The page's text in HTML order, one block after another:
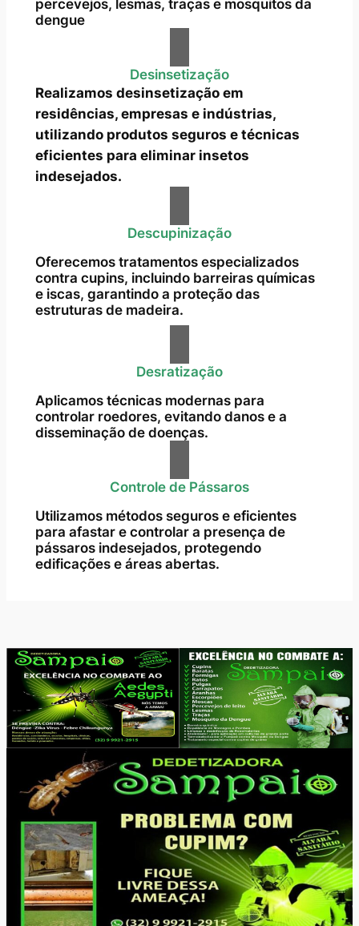
percevejos, lesmas, traças e mosquitos da
dengue
Desinsetização
Realizamos desinsetização em
residências, empresas e indústrias,
utilizando produtos seguros e técnicas
eficientes para eliminar insetos
indesejados.
Descupinização
Oferecemos tratamentos especializados
contra cupins, incluindo barreiras químicas
e iscas, garantindo a proteção das
estruturas de madeira.
Desratização
Aplicamos técnicas modernas para
controlar roedores, evitando danos e a
disseminação de doenças.
Controle de Pássaros
Utilizamos métodos seguros e eficientes
para afastar e controlar a presença de
pássaros indesejados, protegendo
edificações e áreas abertas.